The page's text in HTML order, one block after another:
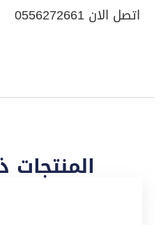
اتصل الان 0556272661
المنتجات